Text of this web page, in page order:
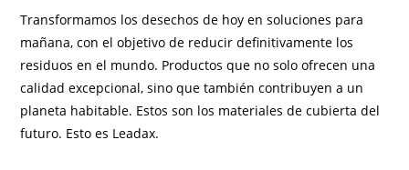
Transformamos los desechos de hoy en soluciones para
mañana, con el objetivo de reducir definitivamente los
residuos en el mundo. Productos que no solo ofrecen una
calidad excepcional, sino que también contribuyen a un
planeta habitable. Estos son los materiales de cubierta del
futuro. Esto es Leadax.